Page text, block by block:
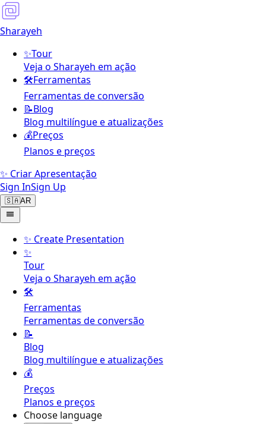
Sharayeh
✨Tour
Veja o Sharayeh em ação
🛠️Ferramentas
Ferramentas de conversão
📝Blog
Blog multilíngue e atualizações
💰Preços
Planos e preços
✨ Criar Apresentação
Sign InSign Up
🇸🇦AR
✨ Create Presentation
✨
Tour
Veja o Sharayeh em ação
🛠️
Ferramentas
Ferramentas de conversão
📝
Blog
Blog multilíngue e atualizações
💰
Preços
Planos e preços
Choose language